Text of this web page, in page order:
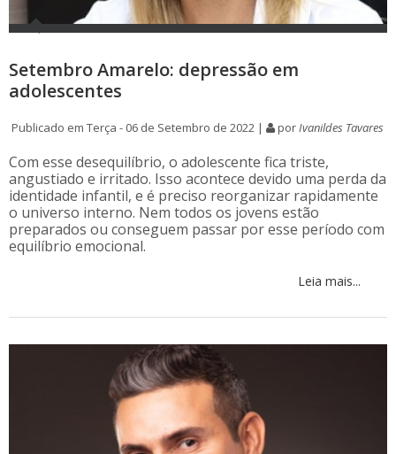
Setembro Amarelo: depressão em
adolescentes
Publicado em Terça - 06 de Setembro de 2022 | porIvanildes Tavares
Com esse desequilíbrio, o adolescente fica triste,
angustiado e irritado. Isso acontece devido uma perda da
identidade infantil, e é preciso reorganizar rapidamente
o universo interno. Nem todos os jovens estão
preparados ou conseguem passar por esse período com
equilíbrio emocional.
Leia mais...